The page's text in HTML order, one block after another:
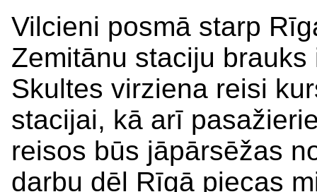
Vilcieni posmā starp
Zemitānu staciju
Skultes virziena reisi
stacijai, kā arī
reisos būs jāpārsēžas
darbu dēļ Rīgā piecas